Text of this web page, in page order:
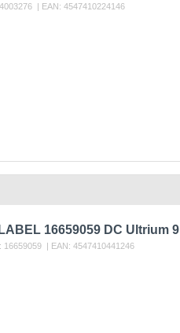
4003276 | EAN: 4547410224146
16659059 DC Ultrium 9
16659059 | EAN: 4547410441246